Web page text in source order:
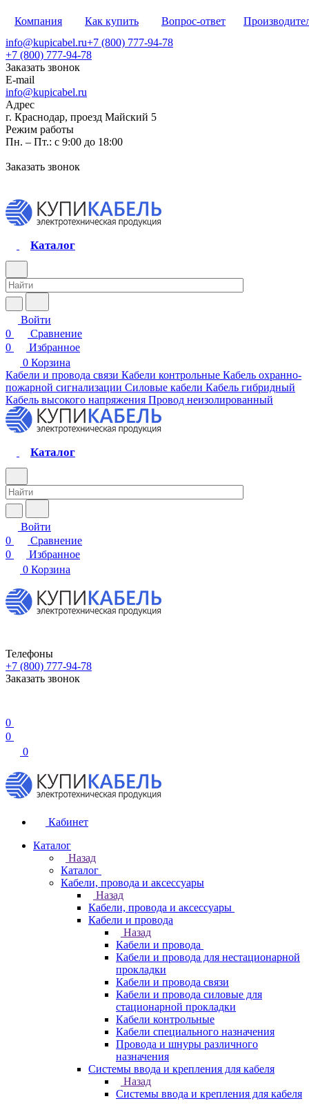
Компания Как купить Вопрос-ответ
info@kupicabel.ru+7 (800) 777-94-78
+7 (800) 777-94-78
Заказать звонок
E-mail
info@kupicabel.ru
Адрес
г. Краснодар, проезд Майский 5
Режим работы
Пн. – Пт.: с 9:00 до 18:00
Заказать звонок
Каталог
Войти
0
Сравнение
0
Избранное
0 Корзина
Кабели и провода связи Кабели контрольные Кабель охранно-
пожарной сигнализации Силовые кабели Кабель гибридный
Кабель высокого напряжения Провод неизолированный
Каталог
Войти
0
Сравнение
0
Избранное
0 Корзина
Телефоны
+7 (800) 777-94-78
Заказать звонок
0
0
0
Кабинет
Каталог
Назад
Каталог
Кабели, провода и аксессуары
Назад
Кабели, провода и аксессуары
Кабели и провода
Назад
Кабели и провода
Кабели и провода для нестационарной
прокладки
Кабели и провода связи
Кабели и провода силовые для
стационарной прокладки
Кабели контрольные
Кабели специального назначения
Провода и шнуры различного
назначения
Системы ввода и крепления для кабеля
Назад
Системы ввода и крепления для кабеля